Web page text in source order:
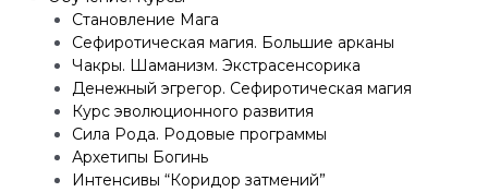
Становление Мага
Сефиротическая магия. Большие арканы
Чакры. Шаманизм. Экстрасенсорика
Денежный эгрегор. Сефиротическая магия
Курс эволюционного развития
Сила Рода. Родовые программы
Архетипы Богинь
Интенсивы “Коридор затмений”